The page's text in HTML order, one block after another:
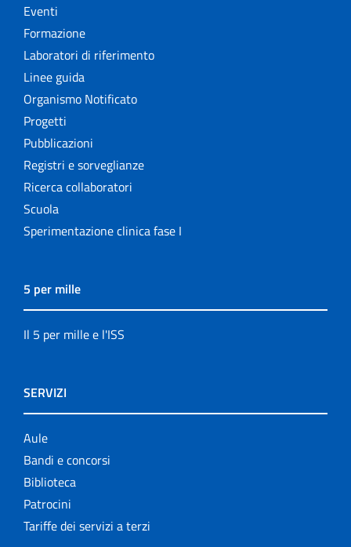
Eventi
Formazione
Laboratori di riferimento
Linee guida
Organismo Notificato
Progetti
Pubblicazioni
Registri e sorveglianze
Ricerca collaboratori
Scuola
Sperimentazione clinica fase I
5 per mille
Il 5 per mille e l'ISS
SERVIZI
Aule
Bandi e concorsi
Biblioteca
Patrocini
Tariffe dei servizi a terzi